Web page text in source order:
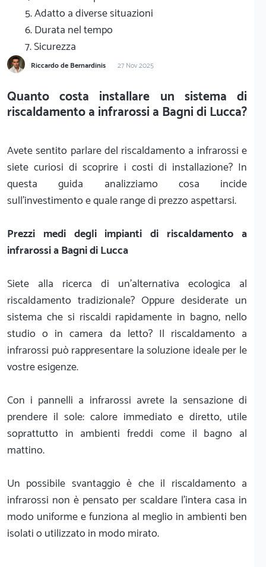
5. Adatto a diverse situazioni
6. Durata nel tempo
7. Sicurezza
Riccardo de Bernardinis 27 Nov 2025
Quanto costa installare un sistema di
riscaldamento a infrarossi a Bagni di Lucca?
Avete sentito parlare del riscaldamento a infrarossi e
siete curiosi di scoprire i costi di installazione? In
questa guida analizziamo cosa incide
sull'investimento e quale range di prezzo aspettarsi.
Prezzi medi degli impianti di riscaldamento a
infrarossi a Bagni di Lucca
Siete alla ricerca di un'alternativa ecologica al
riscaldamento tradizionale? Oppure desiderate un
sistema che si riscaldi rapidamente in bagno, nello
studio o in camera da letto? Il riscaldamento a
infrarossi può rappresentare la soluzione ideale per le
vostre esigenze.
Con i pannelli a infrarossi avrete la sensazione di
prendere il sole: calore immediato e diretto, utile
soprattutto in ambienti freddi come il bagno al
mattino.
Un possibile svantaggio è che il riscaldamento a
infrarossi non è pensato per scaldare l’intera casa in
modo uniforme e funziona al meglio in ambienti ben
isolati o utilizzato in modo mirato.